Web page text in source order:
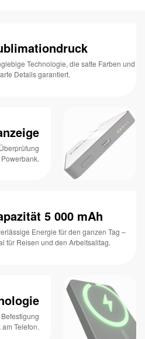
Technologie, die satte Farben und
Details garantiert.
5 000 mAh
Energie für den ganzen Tag –
für Reisen und den Arbeitsalltag.
Telefon.